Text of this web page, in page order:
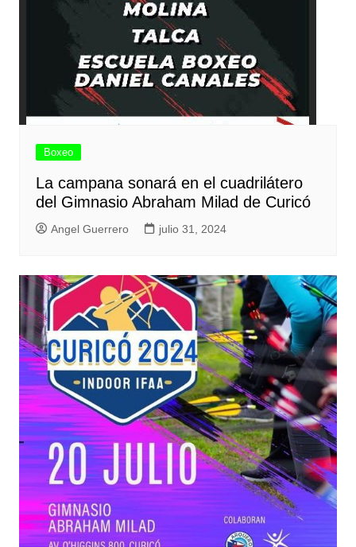
Boxeo
La campana sonará en el cuadrilátero
del Gimnasio Abraham Milad de Curicó
Angel Guerrero julio 31, 2024